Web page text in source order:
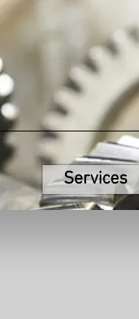
Services